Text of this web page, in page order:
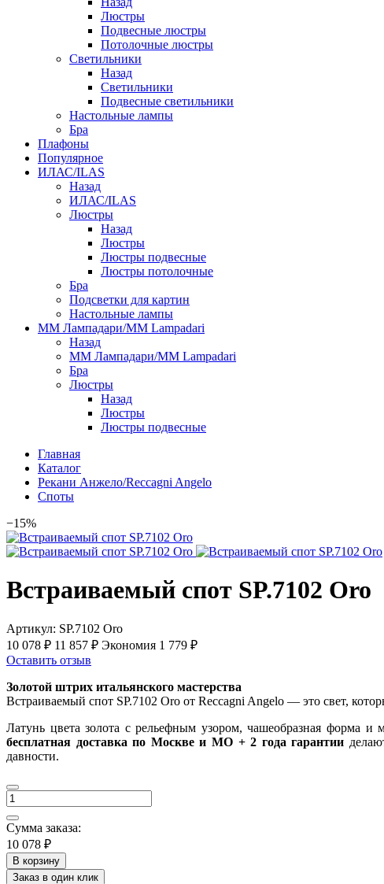
Люстры
Подвесные люстры
Потолочные люстры
Светильники
Назад
Светильники
Подвесные светильники
Настольные лампы
Бра
Плафоны
Популярное
ИЛАС/ILAS
Назад
ИЛАС/ILAS
Люстры
Назад
Люстры
Люстры подвесные
Люстры потолочные
Бра
Подсветки для картин
Настольные лампы
ММ Лампадари/MM Lampadari
Назад
ММ Лампадари/MM Lampadari
Бра
Люстры
Назад
Люстры
Люстры подвесные
Главная
Каталог
Рекани Анжело/Reccagni Angelo
Споты
−15%
Встраиваемый спот SP.7102 Oro
Артикул: SP.7102 Oro
10 078 ₽ 11 857 ₽ Экономия 1 779 ₽
Оставить отзыв
Золотой штрих итальянского мастерства
Встраиваемый спот SP.7102 Oro от Reccagni Angelo — это свет,
Латунь цвета золота с рельефным узором, чашеобразная форма и
бесплатная доставка по Москве и МО + 2 года гарантии
давности.
Сумма заказа:
10 078 ₽
В корзину
Заказ в один клик